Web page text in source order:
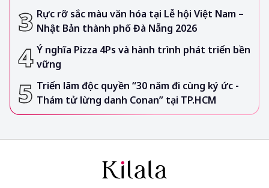
Rực rỡ sắc màu văn hóa tại Lễ hội Việt Nam –
Nhật Bản thành phố Đà Nẵng 2026
Ý nghĩa Pizza 4Ps và hành trình phát triển bền
vững
Triển lãm độc quyền “30 năm đi cùng ký ức -
Thám tử lừng danh Conan” tại TP.HCM